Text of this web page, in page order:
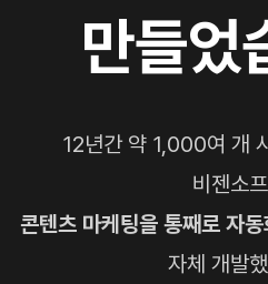
만들었
12년간 약 1,000여 개
비젠소
콘텐츠 마케팅을 통째로 자
자체 개발